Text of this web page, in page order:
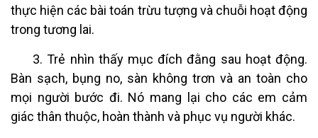
thực hiện các bài toán trừu tượng và chuỗi hoạt động
trong tương lai.
3. Trẻ nhìn thấy mục đích đằng sau hoạt động.
Bàn sạch, bụng no, sàn không trơn và an toàn cho
mọi người bước đi. Nó mang lại cho các em cảm
giác thân thuộc, hoàn thành và phục vụ người khác.